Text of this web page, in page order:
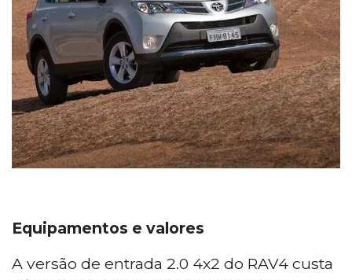
Equipamentos e valores
A versão de entrada 2.0 4x2 do RAV4 custa